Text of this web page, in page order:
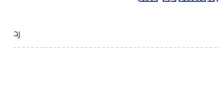
رد